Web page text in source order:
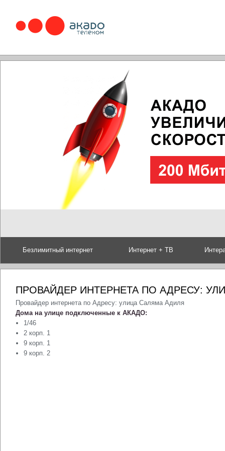
Безлимитный интернет Интернет + ТВ
ПРОВАЙДЕР ИНТЕРНЕТА ПО АДРЕСУ:
Провайдер интернета по Адресу: улица Саляма Адиля
Дома на улице подключенные к АКАДО:
1/46
2 корп. 1
9 корп. 1
9 корп. 2